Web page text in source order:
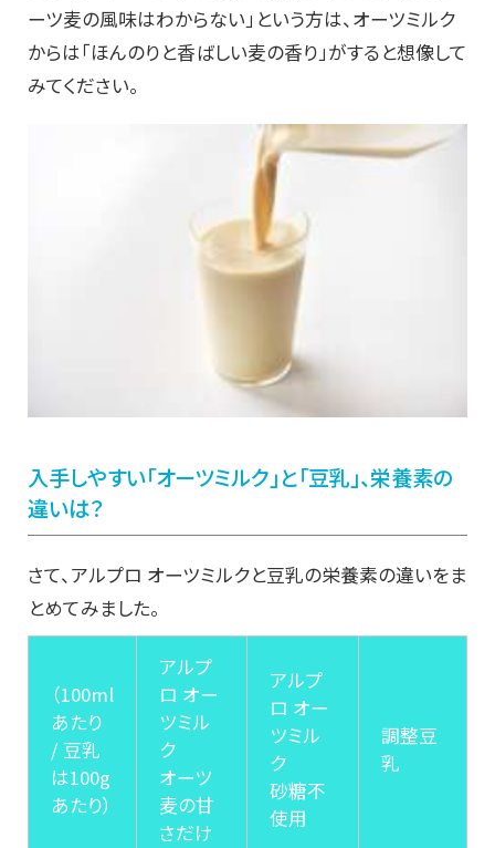
ーツ麦の風味はわからない」という方は、オーツミルク
からは「ほんのりと香ばしい麦の香り」がすると想像して
みてください。
入手しやすい「オーツミルク」と「豆乳」、栄養素の
違いは？
さて、アルプロ オーツミルクと豆乳の栄養素の違いをま
とめてみました。
（100ml
あたり
/ 豆乳
は100g
あたり）
アルプ
ロ オー
ツミル
ク
オーツ
麦の甘
さだけ
アルプ
ロ オー
ツミル
ク
砂糖不
使用
調整豆
乳